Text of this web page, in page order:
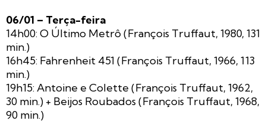
06/01 – Terça-feira
14h00: O Último Metrô (François Truffaut, 1980, 131
min.)
16h45: Fahrenheit 451 (François Truffaut, 1966, 113
min.)
19h15: Antoine e Colette (François Truffaut, 1962,
30 min.) + Beijos Roubados (François Truffaut, 1968,
90 min.)